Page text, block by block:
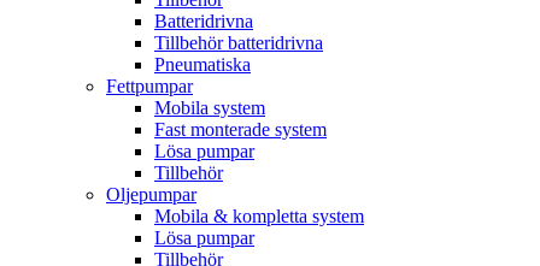
Batteridrivna
Tillbehör batteridrivna
Pneumatiska
Fettpumpar
Mobila system
Fast monterade system
Lösa pumpar
Tillbehör
Oljepumpar
Mobila & kompletta system
Lösa pumpar
Tillbehör